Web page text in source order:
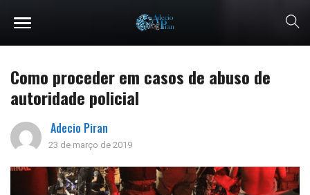
Como proceder em casos de abuso de
autoridade policial
Adecio Piran
23 de março de 2019